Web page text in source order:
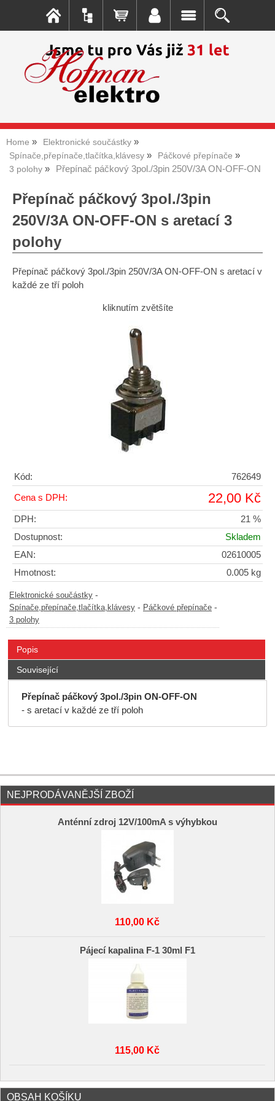
Home
Elektronické součástky
Spínače,přepínače,tlačítka,klávesy
Páčkové přepínače
3 polohy
Přepínač páčkový 3pol./3pin 250V/3A ON-OFF-ON
Přepínač páčkový 3pol./3pin
250V/3A ON-OFF-ON s aretací 3
polohy
Přepínač páčkový 3pol./3pin 250V/3A ON-OFF-ON s aretací v
každé ze tří poloh
kliknutím zvětšíte
Kód: 762649
Cena s DPH: 22,00 Kč
DPH:
21 %
Dostupnost:
Skladem
EAN:
02610005
Hmotnost:
0.005 kg
Elektronické součástky -
Spínače,přepínače,tlačítka,klávesy - Páčkové přepínače -
3 polohy
Popis
Související
Přepínač páčkový 3pol./3pin ON-OFF-ON
- s aretací v každé ze tří poloh
NEJPRODÁVANĚJŠÍ ZBOŽÍ
Anténní zdroj 12V/100mA s výhybkou
110,00 Kč
Pájecí kapalina F-1 30ml F1
115,00 Kč
OBSAH KOŠÍKU